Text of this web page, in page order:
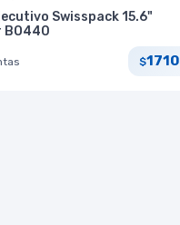
Swisspack 15.6"
BO440
$1710